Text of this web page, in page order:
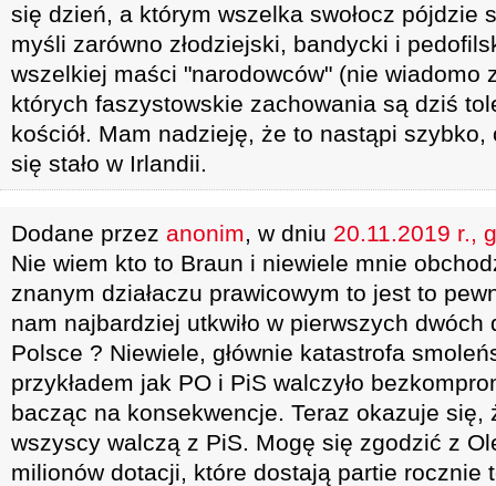
się dzień, a którym wszelka swołocz pójdzie
myśli zarówno złodziejski, bandycki i
wszelkiej maści "narodowców" (nie wiadomo
których faszystowskie zachowania są dziś
kościół. Mam nadzieję, że to nastąpi
się stało w Irlandii.
Dodane przez anonim, w dniu 20.11.2019 r.,
Nie wiem kto to Braun i niewiele mnie
znanym działaczu prawicowym to jest to
nam najbardziej utkwiło w pierwszych
Polsce ? Niewiele, głównie katastrofa
przykładem jak PO i PiS walczyło
bacząc na konsekwencje. Teraz okazuje się,
wszyscy walczą z PiS. Mogę się zgodzić z
milionów dotacji, które dostają partie rocznie